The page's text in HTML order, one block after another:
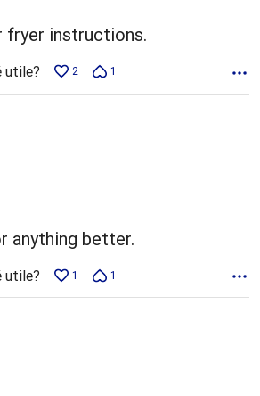
fryer instructions.
utile? 2 1
anything better.
utile? 1 1